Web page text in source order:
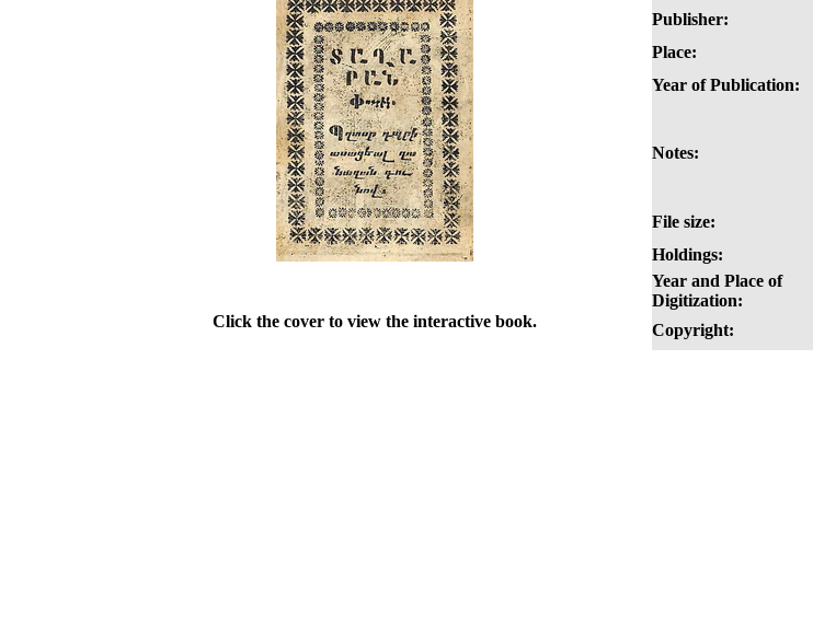
Publisher:
Place:
Year of Publication:
Notes:
File size:
Holdings:
Year and Place of
Digitization:
Click the cover to view the interactive book.
Copyright: